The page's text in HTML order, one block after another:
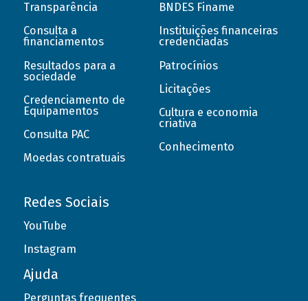
Transparência
Consulta a
financiamentos
Resultados para a
sociedade
Credenciamento de
Equipamentos
Consulta PAC
Moedas contratuais
BNDES Finame
Instituições financeiras
credenciadas
Patrocínios
Licitações
Cultura e economia
criativa
Conhecimento
Redes Sociais
YouTube
Instagram
Ajuda
Perguntas frequentes